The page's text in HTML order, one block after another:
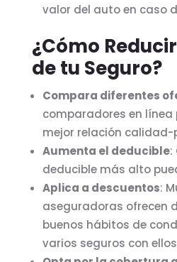
valor del auto en caso
¿Cómo
de tu Seguro?
Compara diferentes
comparadores en
mejor relación calidad-
Aumenta el deducible:
deducible más alto
Aplica a descuentos:
aseguradoras ofrecen
buenos hábitos de
varios seguros con